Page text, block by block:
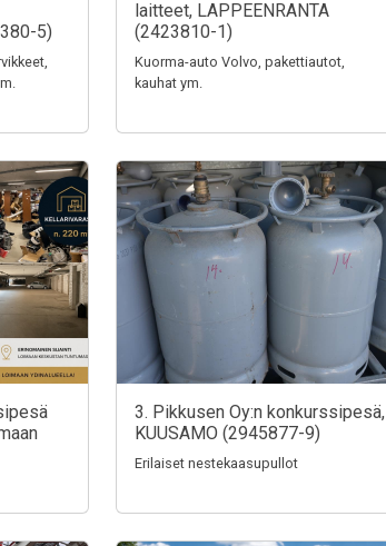
5)
laitteet, LAPPEENRANTA
(2423810-1)
Kuorma-auto Volvo, pakettiautot,
kauhat ym.
3. Pikkusen Oy:n konkurssipesä,
KUUSAMO (2945877-9)
Erilaiset nestekaasupullot